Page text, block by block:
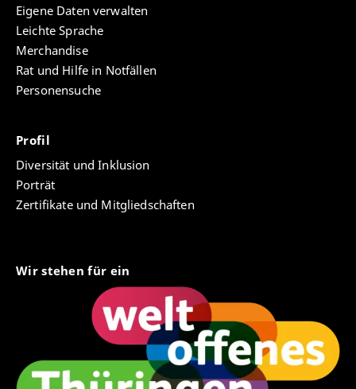
Eigene Daten verwalten
Leichte Sprache
Merchandise
Rat und Hilfe in Notfällen
Personensuche
Profil
Diversität und Inklusion
Porträt
Zertifikate und Mitgliedschaften
Wir stehen für ein